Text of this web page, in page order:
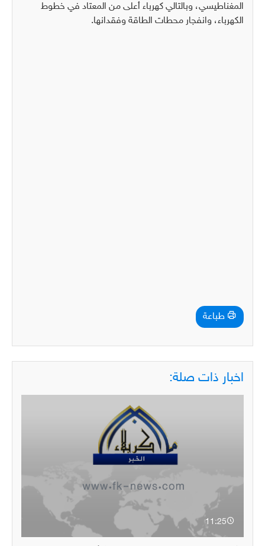
المغناطيسي، وبالتالي كهرباء أعلى من المعتاد في خطوط
الكهرباء، وانفجار محطات الطاقة وفقدانها.
طباعة
اخبار ذات صلة:
11:25